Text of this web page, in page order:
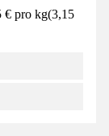
€ pro kg(3,15